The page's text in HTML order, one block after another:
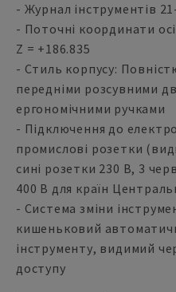
- Журнал інструментів
- Поточні координати
Z = +186.835
- Стиль корпусу:
передніми розсувними
ергономічними ручками
- Підключення до
промислові розетки
сині розетки 230 В, 3
400 В для країн
- Система зміни
кишеньковий
інструменту, видимий
доступу